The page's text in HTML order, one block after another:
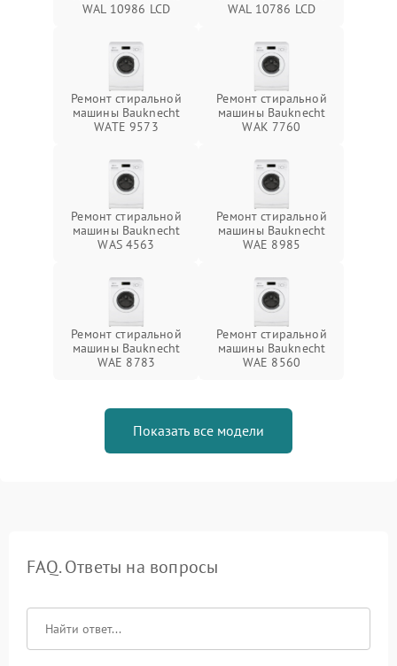
WAL 10986 LCD
WAL 10786 LCD
Ремонт стиральной
машины Bauknecht
WATE 9573
Ремонт стиральной
машины Bauknecht
WAK 7760
Ремонт стиральной
машины Bauknecht
WAS 4563
Ремонт стиральной
машины Bauknecht
WAE 8985
Ремонт стиральной
машины Bauknecht
WAE 8783
Ремонт стиральной
машины Bauknecht
WAE 8560
Показать все модели
FAQ. Ответы на вопросы